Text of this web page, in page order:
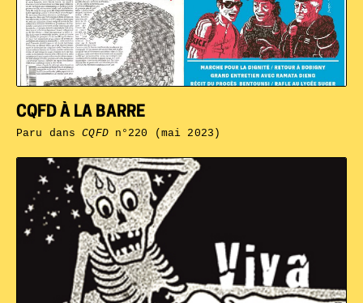
CQFD À LA BARRE
Paru dansCQFDn°220 (mai 2023)